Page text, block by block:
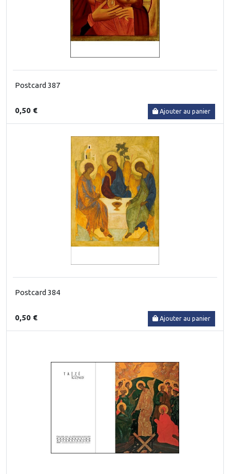
Postcard 387
0,50 € Ajouter au panier
Postcard 384
0,50 € Ajouter au panier